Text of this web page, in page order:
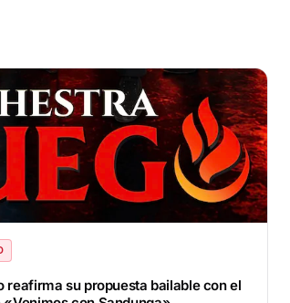
reafirma su propuesta bailable con el